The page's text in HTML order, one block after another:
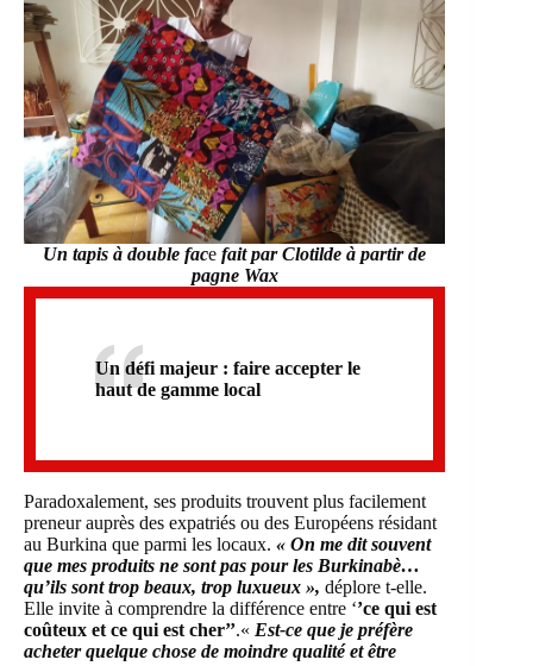
Un tapis à double facefait par Clotilde à partir de
pagne Wax
Un défi majeur : faire accepter le
haut de gamme local
Paradoxalement, ses produits trouvent plus facilement
preneur auprès des expatriés ou des Européens résidant
au Burkina que parmi les locaux. « On me dit souvent
que mes produits ne sont pas pour les Burkinabè…
qu’ils sont trop beaux, trop luxueux », déplore t-elle.
Elle invite à comprendre la différence entre ‘’ce qui est
coûteux et ce qui est cher’’.« Est-ce que je préfère
acheter quelque chose de moindre qualité et être